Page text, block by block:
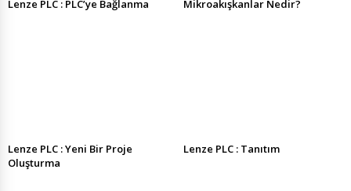
Lenze PLC : PLC’ye Bağlanma Mikroakışkanlar Nedir?
Lenze PLC : Yeni Bir Proje
Oluşturma
Lenze PLC : Tanıtım